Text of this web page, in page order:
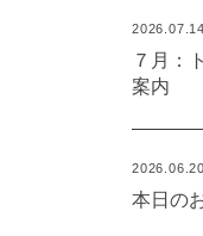
2026.07.14
７月：
案内
2026.06.20
本日の